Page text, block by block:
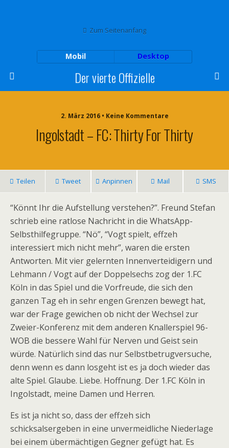
Zum Seitenanfang
Mobil Desktop
Der vierte Offizielle
2. März 2016 • Keine Kommentare
Ingolstadt – FC: Thirty For Thirty
Teilen Tweet Anpinnen Mail SMS
“Könnt Ihr die Aufstellung verstehen?”. Freund Stefan
schrieb eine ratlose Nachricht in die WhatsApp-
Selbsthilfegruppe. “Nö”, “Vogt spielt, effzeh
interessiert mich nicht mehr”, waren die ersten
Antworten. Mit vier gelernten Innenverteidigern und
Lehmann / Vogt auf der Doppelsechs zog der 1.FC
Köln in das Spiel und die Vorfreude, die sich den
ganzen Tag eh in sehr engen Grenzen bewegt hat,
war der Frage gewichen ob nicht der Wechsel zur
Zweier-Konferenz mit dem anderen Knallerspiel 96-
WOB die bessere Wahl für Nerven und Geist sein
würde. Natürlich sind das nur Selbstbetrugversuche,
denn wenn es dann losgeht ist es ja doch wieder das
alte Spiel. Glaube. Liebe. Hoffnung. Der 1.FC Köln in
Ingolstadt, meine Damen und Herren.
Es ist ja nicht so, dass der effzeh sich
schicksalsergeben in eine unvermeidliche Niederlage
bei einem übermächtigen Gegner gefügt hat. Es